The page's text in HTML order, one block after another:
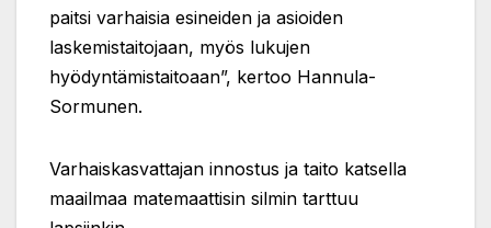
paitsi varhaisia esineiden ja asioiden
laskemistaitojaan, myös lukujen
hyödyntämistaitoaan”, kertoo Hannula-
Sormunen.
Varhaiskasvattajan innostus ja taito katsella
maailmaa matemaattisin silmin tarttuu